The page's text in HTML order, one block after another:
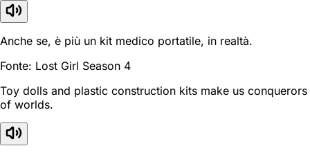
Anche se, è più un kit medico portatile, in realtà.
Fonte: Lost Girl Season 4
Toy dolls and plastic construction kits make us conquerors
of worlds.